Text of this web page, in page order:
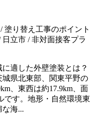
塗り替え工事のポイント
立市 / 非対面接客プラ
適した外壁塗装とは？
県北東部、関東平野の
、東西は約17.9km、面
です。地形・自然環境東
海...